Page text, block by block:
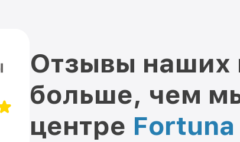
Отзывы наших
больше, чем
центре